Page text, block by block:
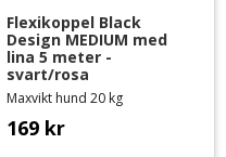
Flexikoppel Black
Design MEDIUM med
lina 5 meter -
svart/rosa
Maxvikt hund 20 kg
169 kr